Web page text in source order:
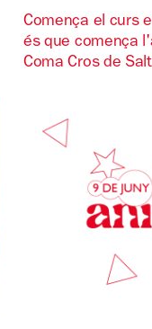
Comença el curs
és que comença
Coma Cros de